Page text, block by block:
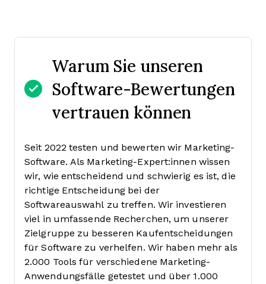
Warum Sie unseren
Software-Bewertungen
vertrauen können
Seit 2022 testen und bewerten wir Marketing-
Software. Als Marketing-Expert:innen wissen
wir, wie entscheidend und schwierig es ist, die
richtige Entscheidung bei der
Softwareauswahl zu treffen. Wir investieren
viel in umfassende Recherchen, um unserer
Zielgruppe zu besseren Kaufentscheidungen
für Software zu verhelfen. Wir haben mehr als
2.000 Tools für verschiedene Marketing-
Anwendungsfälle getestet und über 1.000